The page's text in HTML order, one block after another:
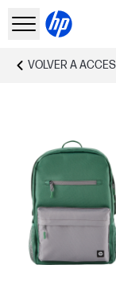
VOLVER A